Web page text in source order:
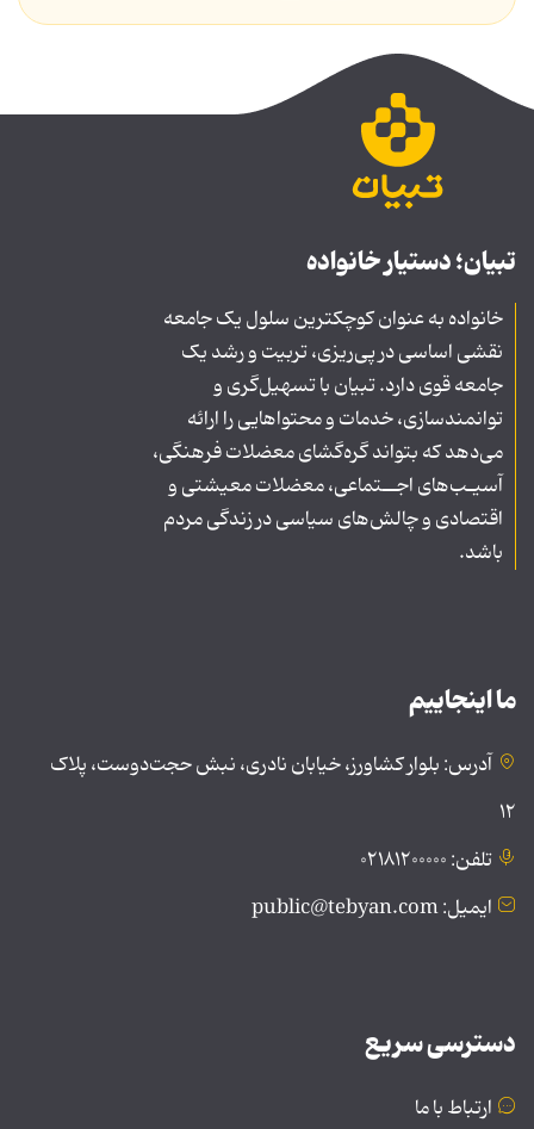
تبیان؛ دستیار خانواده
خانواده به عنوان کوچکترین سلول یک جامعه
نقشی اساسی در پی‌ریزی، تربیت و رشد یک
جامعه قوی دارد. تبیان با تسهیل‌گری و
توانمندسازی، خدمات و محتواهایی را ارائه
می‌دهد که بتواند گره‌گشای معضلات فرهنگی،
آسیـب‌های اجــتماعی، معضلات معیشتی و
اقتصادی و چالش‌های سیاسی در زندگی مردم
باشد.
ما اینجاییم
آدرس: بلوار کشاورز، خیابان نادری، نبش حجت‌دوست، پلاک
۱۲
تلفن: ۰۲۱۸۱۲۰۰۰۰۰
ایمیل: public@tebyan.com
دسترسی سریع
ارتباط با ما